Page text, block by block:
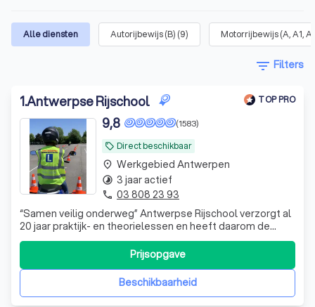
Alle diensten Autorijbewijs (B) (9) Motorrijbewijs (A, A1,
filter_list Filters
1.Antwerpse Rijschool TOP PRO
local_offer Direct beschikbaar
(1583)
9,8
“Samen veilig onderweg” Antwerpse Rijschool verzorgt al
20 jaar praktijk- en theorielessen en heeft daarom de
nodige ervaring en kennis om je te helpen bij het behalen
Beschikbaarheid
Prijsopgave
place Werkgebied Antwerpen
timelapse 3 jaar actief
phone 03 808 23 93